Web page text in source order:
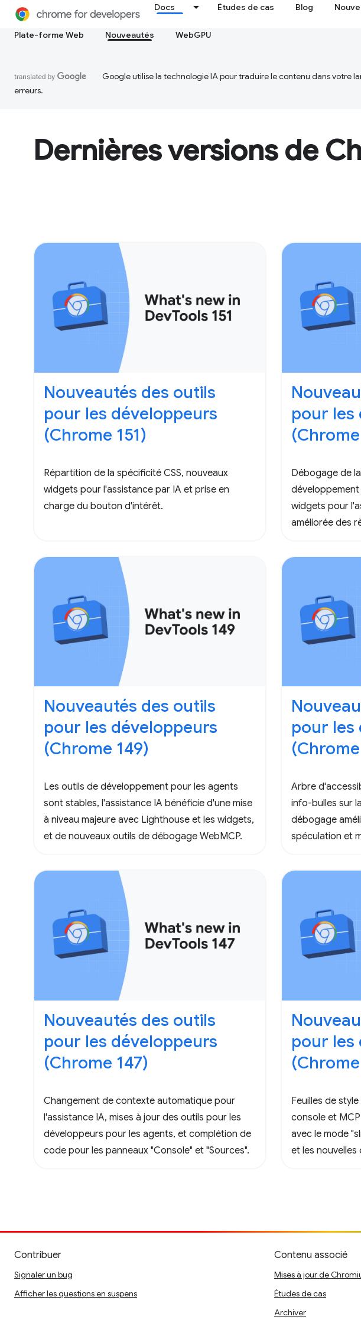
Docs Études de cas Blog
Plate-forme Web
Nouveautés WebGPU
Google utilise la technologie IA pour traduire le contenu dans votre
erreurs.
Dernières versions de
Nouveautés des outils
pour les développeurs
(Chrome 151)
Répartition de la spécificité CSS, nouveaux
widgets pour l'assistance par IA et prise en
charge du bouton d'intérêt.
pour les
Débogage de
widgets pour
améliorée des
Nouveautés des outils
pour les développeurs
(Chrome 149)
Les outils de développement pour les agents
sont stables, l'assistance IA bénéficie d'une mise
à niveau majeure avec Lighthouse et les widgets,
et de nouveaux outils de débogage WebMCP.
pour les
Arbre
info-bulles sur
débogage
spéculation et
Nouveautés des outils
pour les développeurs
(Chrome 147)
Changement de contexte automatique pour
l'assistance IA, mises à jour des outils pour les
développeurs pour les agents, et complétion de
code pour les panneaux "Console" et "Sources".
pour les
Feuilles de
console et
avec le mode
et les nouvelles
Contribuer
Signaler un bug
Afficher les questions en suspens
Contenu associé
Mises à jour de
Études de cas
Archiver